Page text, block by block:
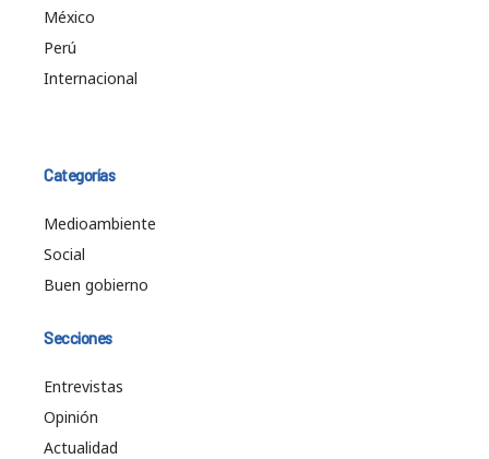
México
Perú
Internacional
Categorías
Medioambiente
Social
Buen gobierno
Secciones
Entrevistas
Opinión
Actualidad